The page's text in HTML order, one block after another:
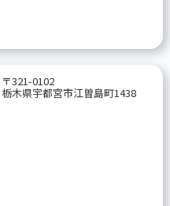
〒321-0102
栃木県宇都宮市江曽島町1438